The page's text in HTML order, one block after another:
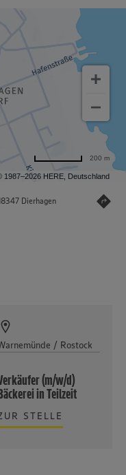
1987–2026 HERE, Deutschland
200 m
Dierhagen
/ Rostock
(m/w/d)
in Teilzeit
STELLE